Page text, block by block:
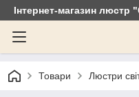
Інтернет-магазин люстр
Товари Люстри